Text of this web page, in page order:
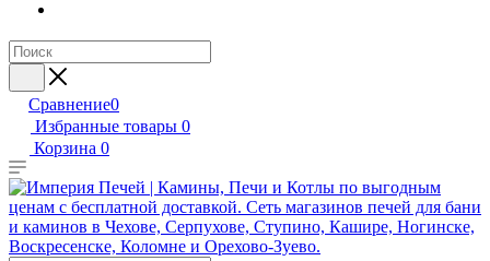
Сравнение0
Избранные товары 0
Корзина 0